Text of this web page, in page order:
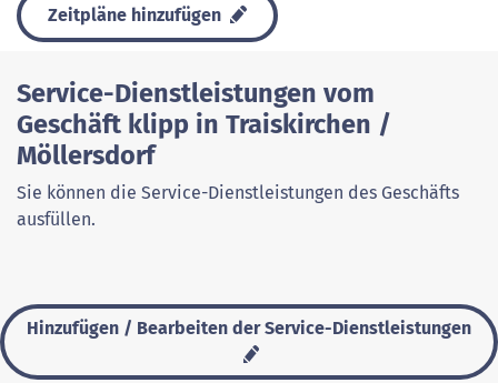
Zeitpläne hinzufügen
Service-Dienstleistungen vom
Geschäft klipp in Traiskirchen /
Möllersdorf
Sie können die Service-Dienstleistungen des Geschäfts
ausfüllen.
Hinzufügen / Bearbeiten der Service-Dienstleistungen